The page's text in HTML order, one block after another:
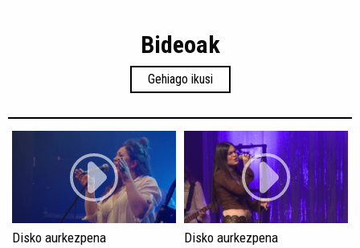
Bideoak
Gehiago ikusi
Disko aurkezpena Disko aurkezpena